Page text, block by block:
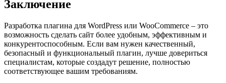
Заключение
Разработка плагина для WordPress или WooCommerce – это
возможность сделать сайт более удобным, эффективным и
конкурентоспособным. Если вам нужен качественный,
безопасный и функциональный плагин, лучше довериться
специалистам, которые создадут решение, полностью
соответствующее вашим требованиям.